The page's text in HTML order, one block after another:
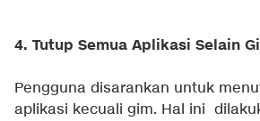
4. Tutup Semua Aplikasi Selain
Pengguna disarankan untuk
aplikasi kecuali gim. Hal ini